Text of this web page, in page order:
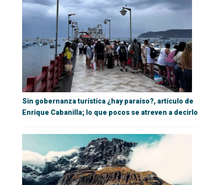
Sin gobernanza turística ¿hay paraíso?, artículo de
Enrique Cabanilla; lo que pocos se atreven a decirlo